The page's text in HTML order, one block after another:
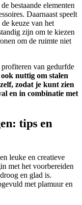
bestaande elementen
Daarnaast speelt
keuze van het
zijn om te kiezen
om de ruimte niet
van gedurfde
nuttig om stalen
zodat je kunt zien
en in combinatie met
tips en
leuke en creatieve
met het voorbereiden
en glad is.
met plamuur en